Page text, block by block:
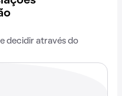
decidir através do